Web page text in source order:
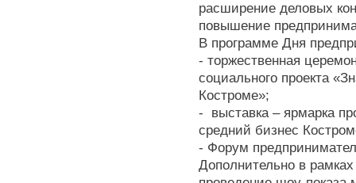
расширение деловых
повышение
В программе Дня
- торжественная
социального проекта
Костроме»;
- выставка – ярмарка
средний бизнес
- Форум
Дополнительно в